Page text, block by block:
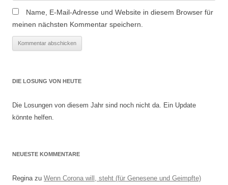
Name, E-Mail-Adresse und Website in diesem Browser für
meinen nächsten Kommentar speichern.
DIE LOSUNG VON HEUTE
Die Losungen von diesem Jahr sind noch nicht da. Ein Update
könnte helfen.
NEUESTE KOMMENTARE
Reginazu Wenn Corona will, steht (für Genesene und Geimpfte)